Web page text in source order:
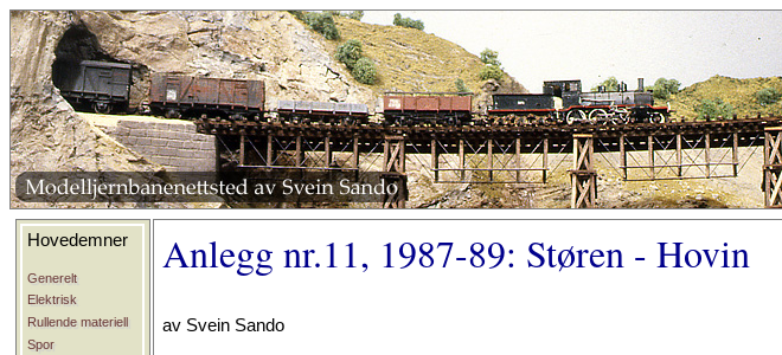
Hovedemner
Generelt
Elektrisk
Rullende materiell
Spor
Anlegg nr.11, 1987-89: Støren - Hovin
av Svein Sando